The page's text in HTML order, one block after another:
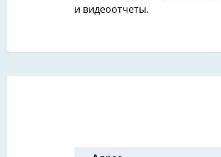
и видеоотчеты.